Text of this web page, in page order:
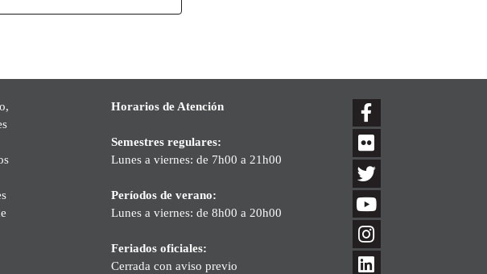
Horarios de Atención
Semestres regulares:
Lunes a viernes: de 7h00 a 21h00
Períodos de verano:
Lunes a viernes: de 8h00 a 20h00
Feriados oficiales:
Cerrada con aviso previo